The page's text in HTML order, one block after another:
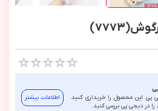
پی این محصول را خریداری کنید.
را در دیجی پی بررسی کنید.
اطلاعات بیشتر